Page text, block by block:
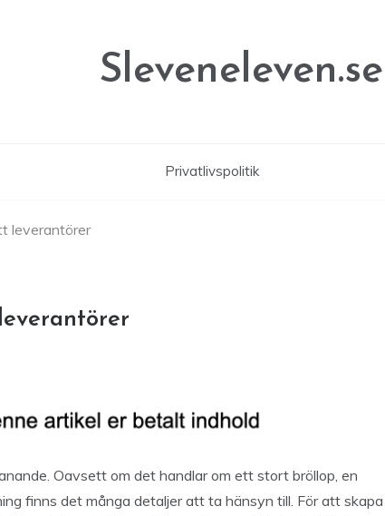
Sleveneleven.se
Privatlivspolitik
leverantörer
Oavsett om det handlar om ett stort bröllop, en
finns det många detaljer att ta hänsyn till. För att skapa